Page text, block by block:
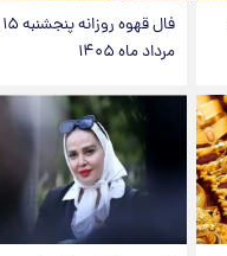
فال قهوه روزانه پنجشنبه ۱۵
مرداد ماه ۱۴۰۵